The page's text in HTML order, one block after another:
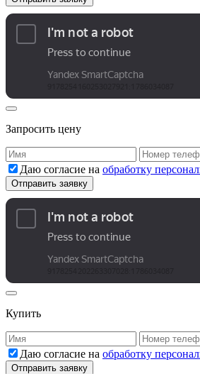
Запросить цену
Даю согласие на обработку
Купить
Даю согласие на обработку